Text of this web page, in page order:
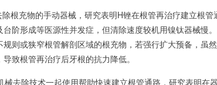
根充物的手动器械，研究表明H锉在根管再治疗建立根管
台阶形成等医源性并发症，但清除速度较机用镍钛器械慢
规则或狭窄根管解剖区域的根充物，若强行扩大预备，虽
致根管再治疗后牙根的抗力降低。
去除技术一起使用帮助快速建立根管通路，研究表明在